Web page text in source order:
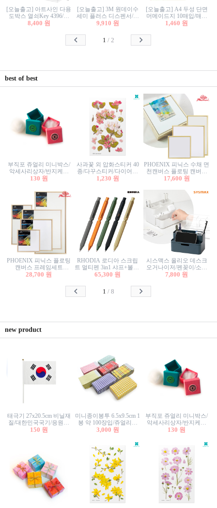
[오늘출고] 아트사인 다용
도박스 열쇠Key 4396/투
표함/건의함/모금함/응모
8,400 원
[오늘출고] 3M 원데이수
세미 플러스 디스펜서/소
프트수세미5매+강력수세
9,910 원
[오늘출고] A4 두성 단면
머메이드지 10매입/매직
터치/색지/색상지/색복사
칼라색지/고급복사지
1,460 원
1 / 2
best of best
부직포 쥬얼리 미니박스/
악세사리상자/반지케이
스/반지상자/귀걸이상자/
130 원
사과꽃 외 압화스티커 40
종/다꾸스티커/다이어리
꾸미기/꽃스티커/자연물
1,230 원
PHOENIX 피닉스 수채 면
천캔버스 플로팅 캔버스
프레임세트 30x30cm/액자
17,600 원
PHOENIX 피닉스 플로팅
캔버스 프레임세트
50x50cm/액자캔버스/인테
28,700 원
RHODIA 로디아 스크립
트 멀티펜 3in1 샤프+볼펜/
무광택 알루미늄 육각배
65,300 원
시스맥스 올리오 데스크
오거나이저/펜꽂이/소품
꽂이/소품함/정리함/수납
7,800 원
1 / 8
new product
태극기 27x20.5cm 비닐재
질/대한민국국기/응원깃
발/행사깃발
150 원
미니종이봉투 6.5x9.5cm 1
봉 약 100장입/쥬얼리봉
투/증명사진봉투/악세사
3,000 원
부직포 쥬얼리 미니박스/
악세사리상자/반지케이
스/반지상자/귀걸이상자/
130 원